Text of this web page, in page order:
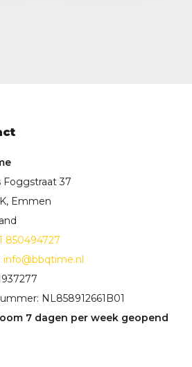
Foggstraat 37
Emmen
850494727
info@bbqtime.nl
NL858912661B01
7 dagen per week geopend